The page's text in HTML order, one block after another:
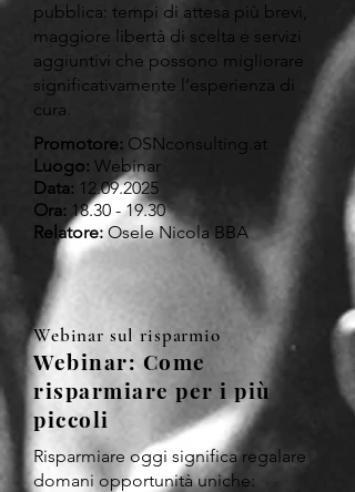
pubblica: tempi di attesa più brevi,
maggiore libertà di scelta e servizi
aggiuntivi che possono migliorare
significativamente l’esperienza di
cura.
Promotore: OSNconsulting.at
Luogo: Webinar
Data: 12.09.2025
Ora: 18.30 - 19.30
Relatore:Osele Nicola BBA
Webinar sul risparmio
Webinar: Come
risparmiare per i più
piccoli
Risparmiare oggi significa regalare
domani opportunità uniche: